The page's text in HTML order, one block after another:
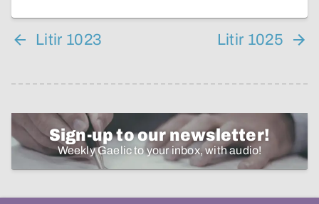
Litir 1023 Litir 1025
Sign-up to our newsletter!
Weekly Gaelic to your inbox, with audio!